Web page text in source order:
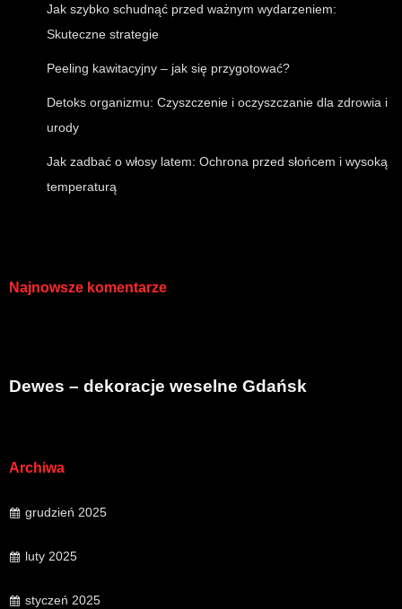
Jak szybko schudnąć przed ważnym wydarzeniem:
Skuteczne strategie
Peeling kawitacyjny – jak się przygotować?
Detoks organizmu: Czyszczenie i oczyszczanie dla zdrowia i
urody
Jak zadbać o włosy latem: Ochrona przed słońcem i wysoką
temperaturą
Najnowsze komentarze
Dewes – dekoracje weselne Gdańsk
Archiwa
grudzień 2025
luty 2025
styczeń 2025